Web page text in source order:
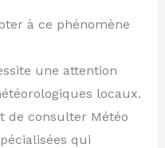
à ce phénomène
une attention
locaux.
de consulter Météo
qui